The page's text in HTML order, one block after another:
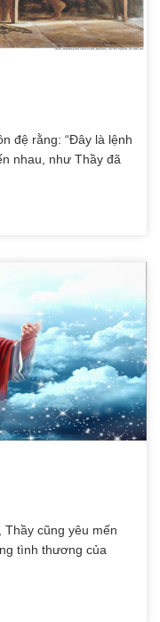
đệ rằng: “Ðây là lệnh
nhau, như Thầy đã
Thầy cũng yêu mến
tình thương của